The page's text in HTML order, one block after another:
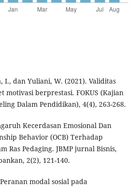
I., dan Yuliani, W. (2021). Validitas
motivasi berprestasi. FOKUS (Kajian
Dalam Pendidikan), 4(4), 263-268.
Kecerdasan Emosional Dan
Behavior (OCB) Terhadap
Ras Pedaging. JBMP jurnal Bisnis,
2(2), 121-140.
modal sosial pada